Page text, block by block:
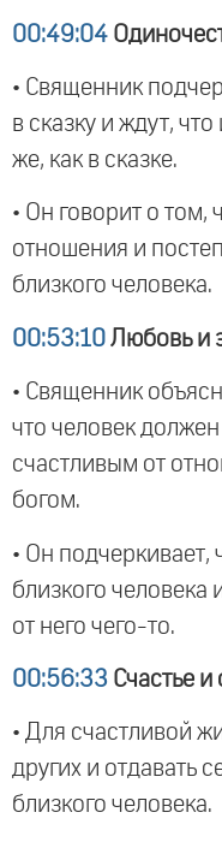
00:49:04
• Священник
в сказку и ждут,
же, как в сказке.
• Он говорит о том,
отношения и
близкого человека.
00:53:10 Любовь и
• Священник
что человек
счастливым от
богом.
• Он
близкого человека
от него чего-то.
00:56:33 Счастье
• Для счастливой
других и отдавать
близкого человека.